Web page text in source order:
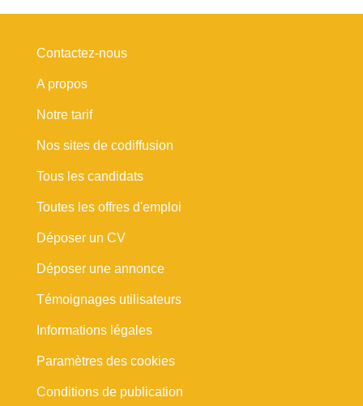
Contactez-nous
A propos
Notre tarif
Nos sites de codiffusion
Tous les candidats
Toutes les offres d'emploi
Déposer un CV
Déposer une annonce
Témoignages utilisateurs
Informations légales
Paramètres des cookies
Conditions de publication